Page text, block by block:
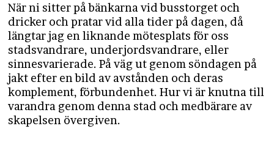
När ni sitter på bänkarna vid busstorget och
dricker och pratar vid alla tider på dagen, då
längtar jag en liknande mötesplats för oss
stadsvandrare, underjordsvandrare, eller
sinnesvarierade. På väg ut genom söndagen på
jakt efter en bild av avstånden och deras
komplement, förbundenhet. Hur vi är knutna till
varandra genom denna stad och medbärare av
skapelsen övergiven.